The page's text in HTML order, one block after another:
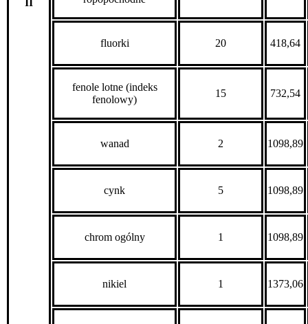
II
fluorki 20 418,64
fenole lotne (indeks
fenolowy)
15 732,54
wanad 2 1098,89
cynk 5 1098,89
chrom ogólny 1 1098,89
nikiel 1 1373,06